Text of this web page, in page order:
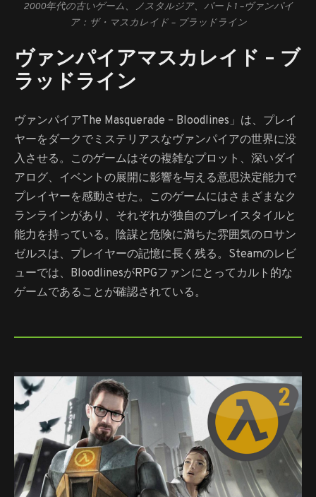
2000年代の古いゲーム、ノスタルジア、パート1 –ヴァンパイ
ア：ザ・マスカレイド – ブラッドライン
ヴァンパイアマスカレイド – ブ
ラッドライン
ヴァンパイアThe Masquerade – Bloodlines」は、プレイ
ヤーをダークでミステリアスなヴァンパイアの世界に没
入させる。このゲームはその複雑なプロット、深いダイ
アログ、イベントの展開に影響を与える意思決定能力で
プレイヤーを感動させた。このゲームにはさまざまなク
ランラインがあり、それぞれが独自のプレイスタイルと
能力を持っている。陰謀と危険に満ちた雰囲気のロサン
ゼルスは、プレイヤーの記憶に長く残る。Steamのレビ
ューでは、BloodlinesがRPGファンにとってカルト的な
ゲームであることが確認されている。